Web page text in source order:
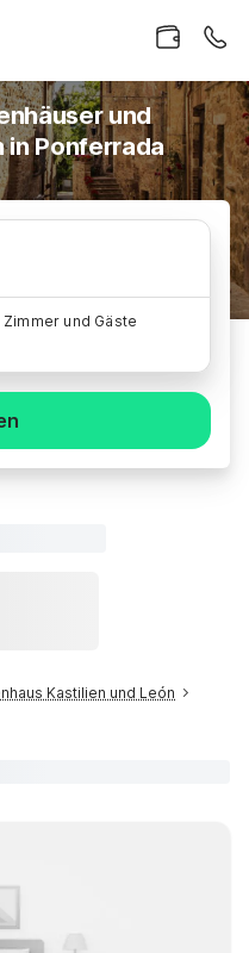
und
in Ponferrada
Zimmer und Gäste
Kastilien und León